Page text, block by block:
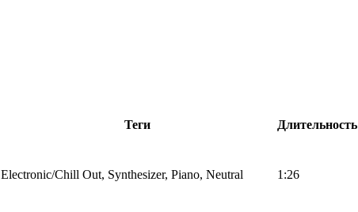
Теги Длительность
Electronic/Chill Out, Synthesizer, Piano, Neutral 1:26